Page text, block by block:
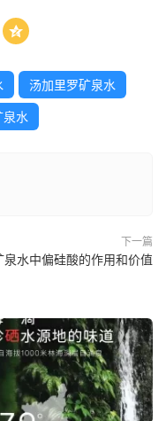

汤加里罗矿泉水
泉水
下一篇
泉水中偏硅酸的作用和价值